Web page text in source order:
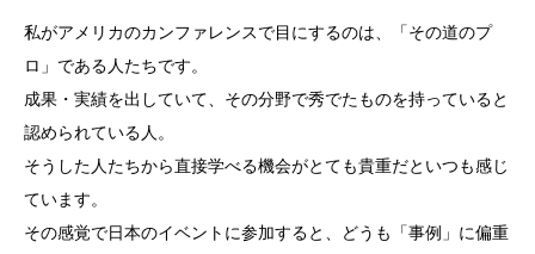
私がアメリカのカンファレンスで目にするのは、「その道のプ
ロ」である人たちです。
成果・実績を出していて、その分野で秀でたものを持っていると
認められている人。
そうした人たちから直接学べる機会がとても貴重だといつも感じ
ています。
その感覚で日本のイベントに参加すると、どうも「事例」に偏重